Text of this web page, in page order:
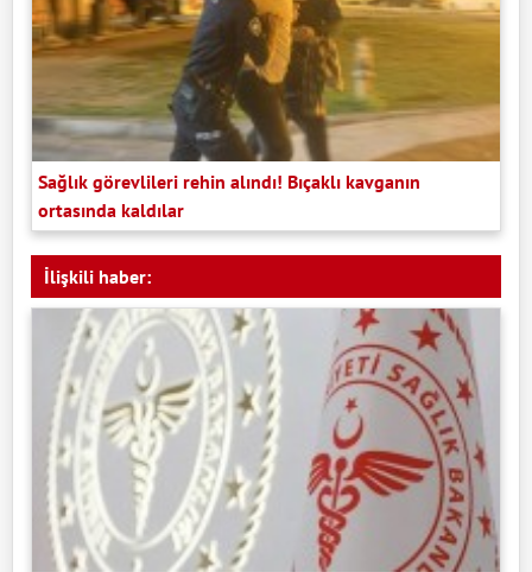
Sağlık görevlileri rehin alındı! Bıçaklı kavganın
ortasında kaldılar
İlişkili haber: